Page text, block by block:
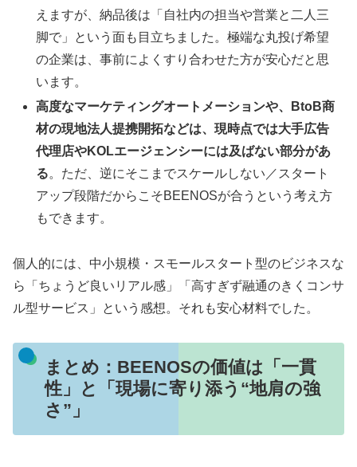
えますが、納品後は「自社内の担当や営業と二人三
脚で」という面も目立ちました。極端な丸投げ希望
の企業は、事前によくすり合わせた方が安心だと思
います。
高度なマーケティングオートメーションや、BtoB商
材の現地法人提携開拓などは、現時点では大手広告
代理店やKOLエージェンシーには及ばない部分があ
る。ただ、逆にそこまでスケールしない／スタート
アップ段階だからこそBEENOSが合うという考え方
もできます。
個人的には、中小規模・スモールスタート型のビジネスな
ら「ちょうど良いリアル感」「高すぎず融通のきくコンサ
ル型サービス」という感想。それも安心材料でした。
まとめ：BEENOSの価値は「一貫
性」と「現場に寄り添う“地肩の強
さ”」